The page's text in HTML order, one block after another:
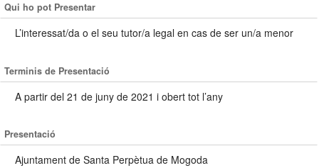
Qui ho pot Presentar
L’interessat/da o el seu tutor/a legal en cas de ser un/a menor
Terminis de Presentació
A partir del 21 de juny de 2021 i obert tot l’any
Presentació
Ajuntament de Santa Perpètua de Mogoda